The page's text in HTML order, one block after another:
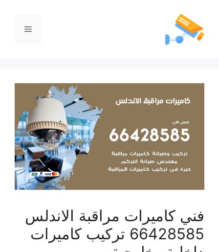
فني كاميرات مراقبة الاندلس
66428585 تركيب كاميرات